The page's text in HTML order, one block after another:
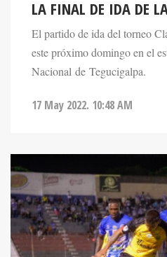
El partido de ida del torneo
este próximo domingo en el
Nacional de Tegucigalpa.